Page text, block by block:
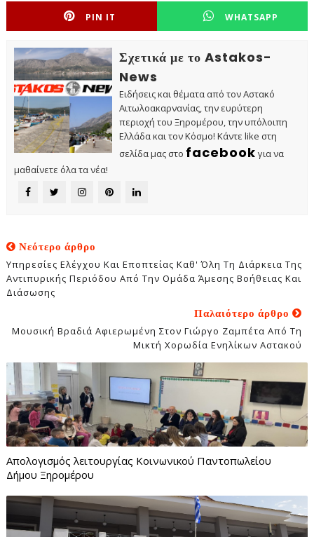
PIN IT WHATSAPP
Σχετικά με το Astakos-
News
Ειδήσεις και θέματα από τον Αστακό
Αιτωλοακαρνανίας, την ευρύτερη
περιοχή του Ξηρομέρου, την υπόλοιπη
Ελλάδα και τον Κόσμο! Κάντε like στη
σελίδα μας στο facebook για να
μαθαίνετε όλα τα νέα!
Νεότερο άρθρο
Υπηρεσίες Ελέγχου Και Εποπτείας Καθ' Όλη Τη Διάρκεια Της
Αντιπυρικής Περιόδου Από Την Ομάδα Άμεσης Βοήθειας Και
Διάσωσης
Παλαιότερο άρθρο
Μουσική Βραδιά Αφιερωμένη Στον Γιώργο Ζαμπέτα Από Τη
Μικτή Χορωδία Ενηλίκων Αστακού
Απολογισμός λειτουργίας Κοινωνικού Παντοπωλείου
Δήμου Ξηρομέρου